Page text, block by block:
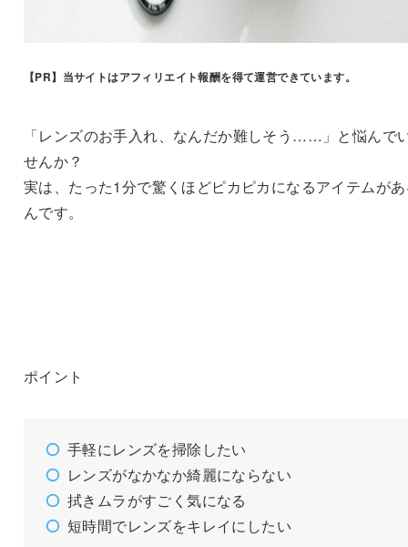
【PR】 当サイトはアフィリエイト報酬を得て運営できています。
「レンズのお手入れ、なんだか難しそう……」と悩んで
せんか？
実は、たった1分で驚くほどピカピカになるアイテムが
んです。
ポイント
手軽にレンズを掃除したい
レンズがなかなか綺麗にならない
拭きムラがすごく気になる
短時間でレンズをキレイにしたい